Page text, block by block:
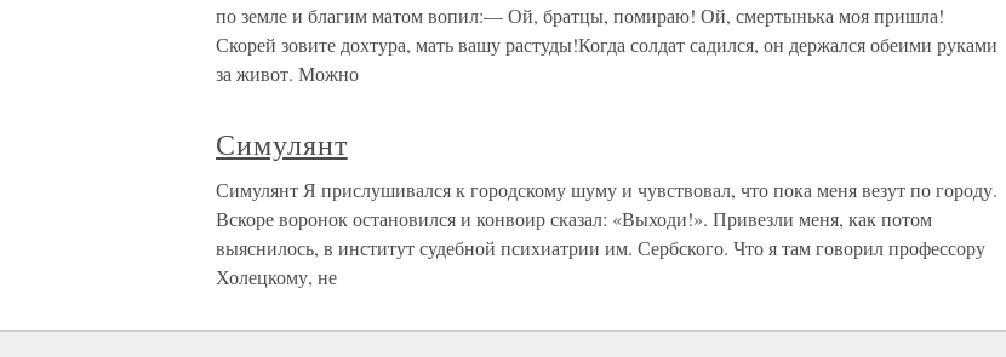
по земле и благим матом вопил:— Ой, братцы, помираю! Ой, смертынька моя пришла!
Скорей зовите дохтура, мать вашу растуды!Когда солдат садился, он держался обеими руками
за живот. Можно
Симулянт
Симулянт Я прислушивался к городскому шуму и чувствовал, что пока меня везут по городу.
Вскоре воронок остановился и конвоир сказал: «Выходи!». Привезли меня, как потом
выяснилось, в институт судебной психиатрии им. Сербского. Что я там говорил профессору
Холецкому, не